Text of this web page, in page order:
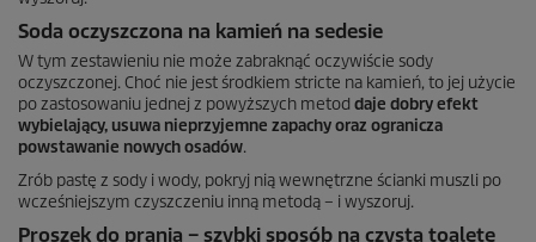
Soda oczyszczona na kamień na sedesie
W tym zestawieniu nie może zabraknąć oczywiście sody
oczyszczonej. Choć nie jest środkiem stricte na kamień, to jej użycie
po zastosowaniu jednej z powyższych metod daje dobry efekt
wybielający, usuwa nieprzyjemne zapachy oraz ogranicza
powstawanie nowych osadów.
Zrób pastę z sody i wody, pokryj nią wewnętrzne ścianki muszli po
wcześniejszym czyszczeniu inną metodą – i wyszoruj.
Proszek do prania – szybki sposób na czystą toaletę